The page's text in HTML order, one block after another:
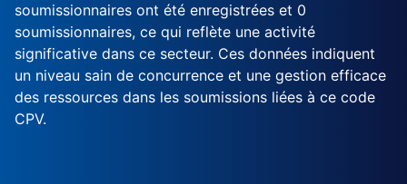
soumissionnaires ont été enregistrées et 0
soumissionnaires, ce qui reflète une activité
significative dans ce secteur. Ces données indiquent
un niveau sain de concurrence et une gestion efficace
des ressources dans les soumissions liées à ce code
CPV.